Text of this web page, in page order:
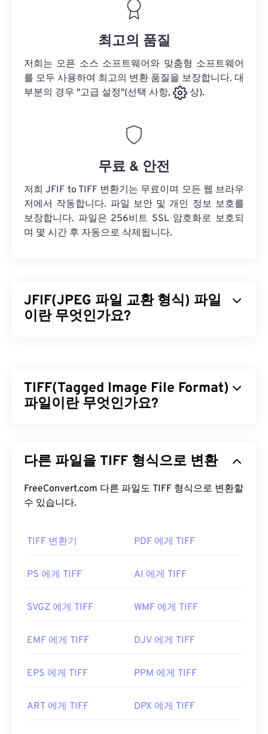
최고의 품질
저희는 오픈 소스 소프트웨어와 맞춤형 소프트웨어
를 모두 사용하여 최고의 변환 품질을 보장합니다. 대
부분의 경우 "고급 설정"(선택 사항,
상).
무료 & 안전
저희 JFIF to TIFF 변환기는 무료이며 모든 웹 브라우
저에서 작동합니다. 파일 보안 및 개인 정보 보호를
보장합니다. 파일은 256비트 SSL 암호화로 보호되
며 몇 시간 후 자동으로 삭제됩니다.
JFIF(JPEG 파일 교환 형식) 파일
이란 무엇인가요?
로 JFIF 파일의 이름을 이러한 파일 형식으로 변경해
도 파일의 압축 및 구조는 동일하게 유지됩니다.
JFIF 파일을 여는 기본 프로그램은XnView MP
무료이며 여러 플랫폼에서 작동합니다. Microsoft
Windows(윈도우)에서는Adobe Premiere Pro ,
Adobe Media Encoder
JFIF는 최소 파일 형식으로 간주되지만, 이 확장자를
것이 중요합니다. 유일한 차이점은 파일 확장자의 철
일을 JFIF로 저장하는 경우가 있습니다(출처
최초 출시: 1991년
유용한 링크:
맷
TIFF(Tagged Image File Format)
파일이란 무엇인가요?
파일은 디지털 광고와 데스크톱 퍼블리싱(DTP) 분야
구조를 가지고 있어 JPEG, 무손실 압축 이미지 파일,
레이어가 있는 이미지 또는 페이지 이미지의
TIFF 파일을 어떻게 여나요?
TIFF 파일을 여는 데 가장 많이 사용되는 프로그램은
Preview입니다. 무료로 사용할 수 있는 독립 프로그
램으로는 XnView MP
가 있습니다. TIFF 파일을 여는
램을 사용할 수도 있습니다.
GIMP
), Adobe , ACDSee와 같은 대체 프
로그램도 TIFF 파일을 열고 처리하는 데 유용합니다.
다른 파일을 TIFF 형식으로 변환
FreeConvert.com 다른 파일도 TIFF 형식으로 변환할
수 있습니다.
TIFF 변환기 PDF 에게 TIFF
PS 에게 TIFF AI 에게 TIFF
SVGZ 에게 TIFF WMF 에게 TIFF
EMF 에게 TIFF DJV 에게 TIFF
EPS 에게 TIFF PPM 에게 TIFF
ART 에게 TIFF DPX 에게 TIFF